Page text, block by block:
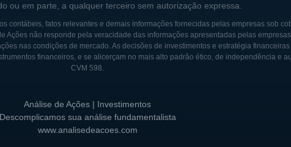
que a necessidade por proteção e serviços de saúde
um mercado que exigia soluções eficientes e
visionários que perceberam a demanda crescente
transformações, sempre buscando se adaptar às
de seus clientes. Com o tempo, a empresa expandiu
ou em parte, a qualquer terceiro sem autorização expressa.
contábeis, fatos relevantes e demais informações fornecidas pelas empresas sob
Ações não responde pela veracidade das informações apresentadas pelas
nas condições de mercado. As decisões de investimentos e estratégia
financeiros, e se alicerçam no mais alto padrão ético, de independência e
CVM 598.
Análise de Ações | Investimentos
Descomplicamos sua análise fundamentalista
www.analisedeacoes.com